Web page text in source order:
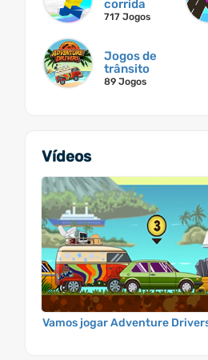
corrida
717 Jogos
Jogos de
trânsito
89 Jogos
Vídeos
Vamos jogar Adventure